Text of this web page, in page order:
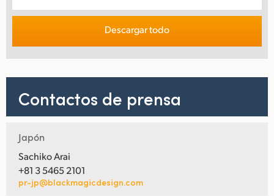
Descargar todo
Contactos de prensa
Japón
Sachiko Arai
+81 3 5465 2101
pr-jp@blackmagicdesign.com